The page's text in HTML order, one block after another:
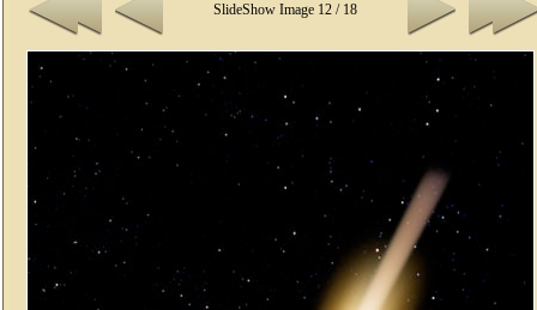
SlideShow Image 12 / 18